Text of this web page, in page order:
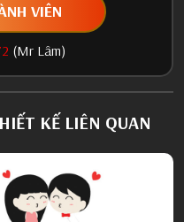
VIÊN
(Mr Lâm)
KẾ LIÊN QUAN